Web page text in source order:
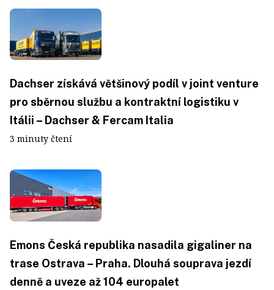
Dachser získává většinový podíl v joint venture
pro sběrnou službu a kontraktní logistiku v
Itálii – Dachser & Fercam Italia
3 minuty čtení
Emons Česká republika nasadila gigaliner na
trase Ostrava – Praha. Dlouhá souprava jezdí
denně a uveze až 104 europalet